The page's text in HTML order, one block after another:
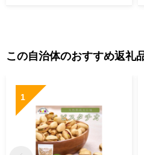
この自治体のおすすめ返礼
1